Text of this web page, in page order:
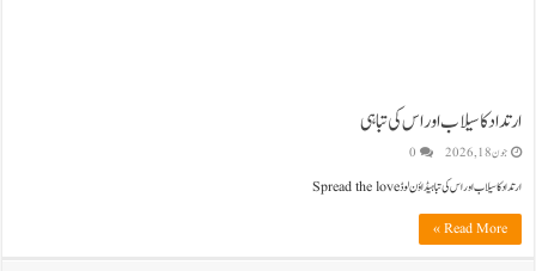
ارتداد کا سیلاب اور اس کی تباہی
جون 18, 2026 0
ارتداد کا سیلاب اور اس کی تباہیڈاؤن لوڈ Spread the love
Read More »